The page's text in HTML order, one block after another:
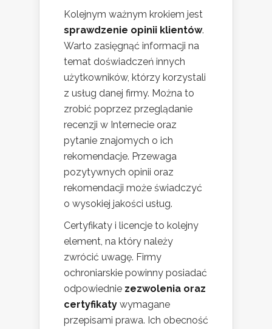
Kolejnym ważnym krokiem jest
sprawdzenie opinii klientów.
Warto zasięgnąć informacji na
temat doświadczeń innych
użytkowników, którzy korzystali
z usług danej firmy. Można to
zrobić poprzez przeglądanie
recenzji w Internecie oraz
pytanie znajomych o ich
rekomendacje. Przewaga
pozytywnych opinii oraz
rekomendacji może świadczyć
o wysokiej jakości usług.
Certyfikaty i licencje to kolejny
element, na który należy
zwrócić uwagę. Firmy
ochroniarskie powinny posiadać
odpowiednie zezwolenia oraz
certyfikaty wymagane
przepisami prawa. Ich obecność